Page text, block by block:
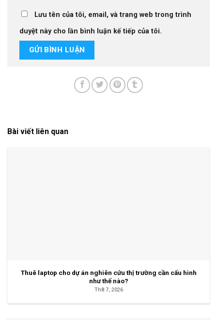
Lưu tên của tôi, email, và trang web trong trình
duyệt này cho lần bình luận kế tiếp của tôi.
Bài viết liên quan
Thuê laptop cho dự án nghiên cứu thị trường cần cấu hình
như thế nào?
Th8 7, 2026